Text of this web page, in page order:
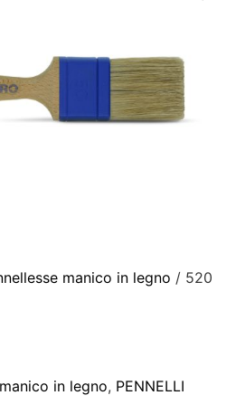
manico in legno / 520
in legno, PENNELLI